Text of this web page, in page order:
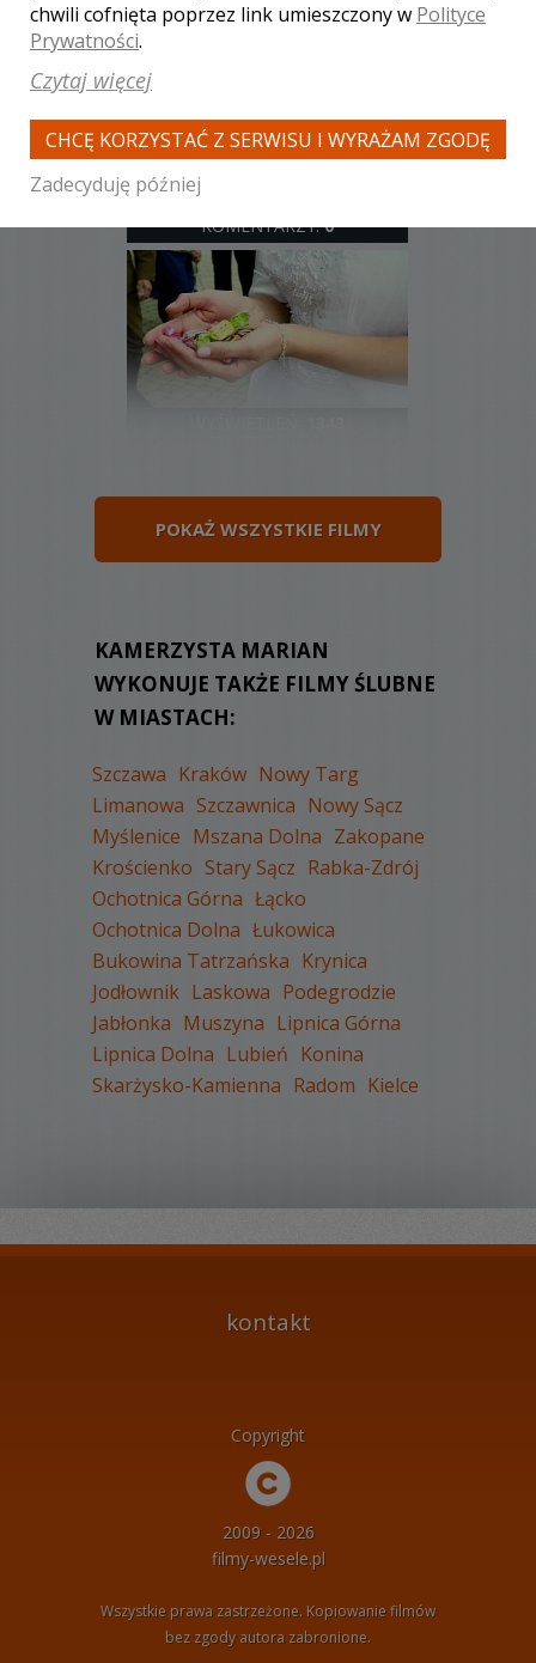
KOMENTARZY:0
KOMENTARZY:0
WYŚWIETLEŃ: 1754
KOMENTARZY:0
WYŚWIETLEŃ:
1565
KOMENTARZY:0
KOMENTARZY:0
POKAŻ WSZYSTKIE FILMY
KAMERZYSTA MARIAN
WYKONUJE TAKŻE FILMY ŚLUBNE
W MIASTACH:
Szczawa Kraków Nowy Targ
Limanowa Szczawnica Nowy Sącz
Myślenice Mszana Dolna Zakopane
Krościenko Stary Sącz Rabka-Zdrój
Ochotnica Górna Łącko
Ochotnica Dolna Łukowica
Bukowina Tatrzańska Krynica
Jodłownik Laskowa Podegrodzie
Jabłonka Muszyna Lipnica Górna
Lipnica Dolna Lubień Konina
Skarżysko-Kamienna Radom Kielce
kontakt
Copyright
2009 - 2026
filmy-wesele.pl
Wszystkie prawa zastrzeżone. Kopiowanie filmów
bez zgody autora zabronione.
chwili cofnięta poprzez link umieszczony w Polityce
Prywatności.
Czytaj więcej
CHCĘ KORZYSTAĆ Z SERWISU I WYRAŻAM ZGODĘ
Zadecyduję później